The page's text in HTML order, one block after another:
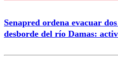
Correo
Senapred ordena evacuar
desborde del río Damas: